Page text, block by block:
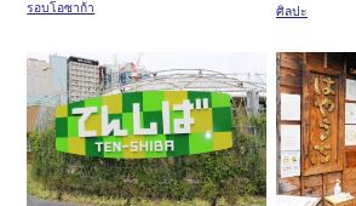
รอบโอซาก้า
ศิลปะ